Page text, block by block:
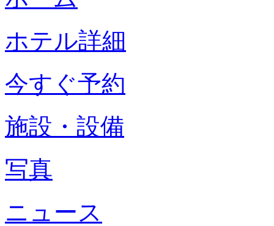
ホテル詳細
今すぐ予約
施設・設備
写真
ニュース